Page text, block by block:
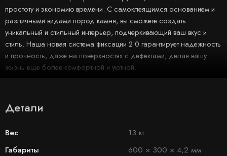
простоту и экономию времени. С самоклеящимся основанием и
различными видами пород камня, вы сможете создать
уникальный и стильный интерьер, подчеркивающий ваш вкус и
стиль. Наша новая система фиксации 2.0 гарантирует надежность
и прочность, даже на поверхностях с дефектами, делая вашу
жизнь еще более комфортной и уютной.
Детали
Вес
13 кг
Габариты
600 × 300 × 4,2 мм